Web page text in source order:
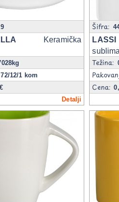
Keramička
72/12/1 kom
Detalji
Šifra:
LASSI
Težina:
Cena: